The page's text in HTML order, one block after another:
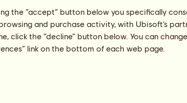
Siege beim
Es gibt in dieser
Siege im Cross
Es gibt in dieser
bei der Dressur
the “accept” button below you specifically
and purchase activity, with Ubisoft’s
click the “decline” button below. You can
link on the bottom of each web page.